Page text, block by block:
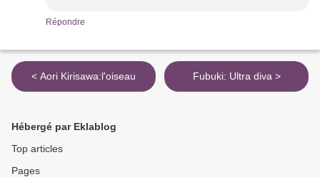
Répondre
< Aori Kirisawa:l'oiseau Fubuki: Ultra diva >
Hébergé par Eklablog
Top articles
Pages